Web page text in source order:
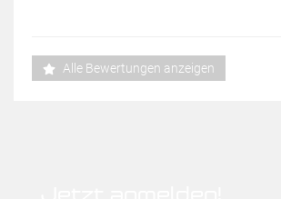
Alle Bewertungen anzeigen